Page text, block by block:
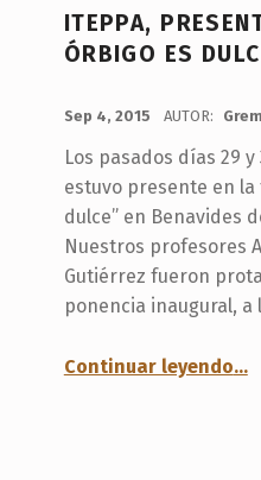
ITEPPA,
ÓRBIGO ES
Sep 4, 2015
AUTOR:
Los pasados días 29 y
estuvo presente en la
dulce” en Benavides
Nuestros profesores
Gutiérrez fueron
ponencia inaugural,
Continuar leyendo…